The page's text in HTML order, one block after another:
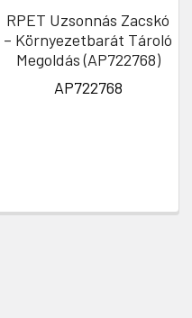
RPET Uzsonnás Zacskó
– Környezetbarát Tároló
Megoldás (AP722768)
AP722768